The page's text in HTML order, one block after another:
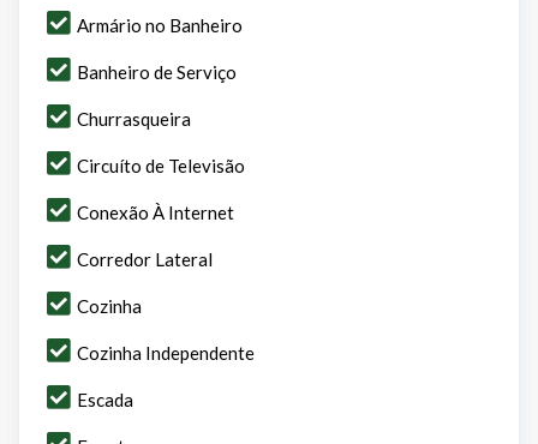
Armário no Banheiro
Banheiro de Serviço
Churrasqueira
Circuíto de Televisão
Conexão À Internet
Corredor Lateral
Cozinha
Cozinha Independente
Escada